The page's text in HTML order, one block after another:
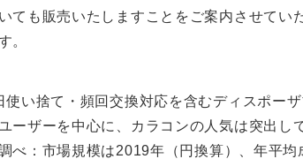
ても販売いたしますことをご案内させて
。
使い捨て・頻回交換対応を含むディスポー
ーザーを中心に、カラコンの人気は突出
べ：市場規模は2019年（円換算）、年平